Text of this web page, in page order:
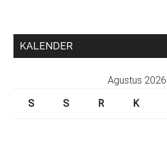
KALENDER
Agustus 2026
S
S R K